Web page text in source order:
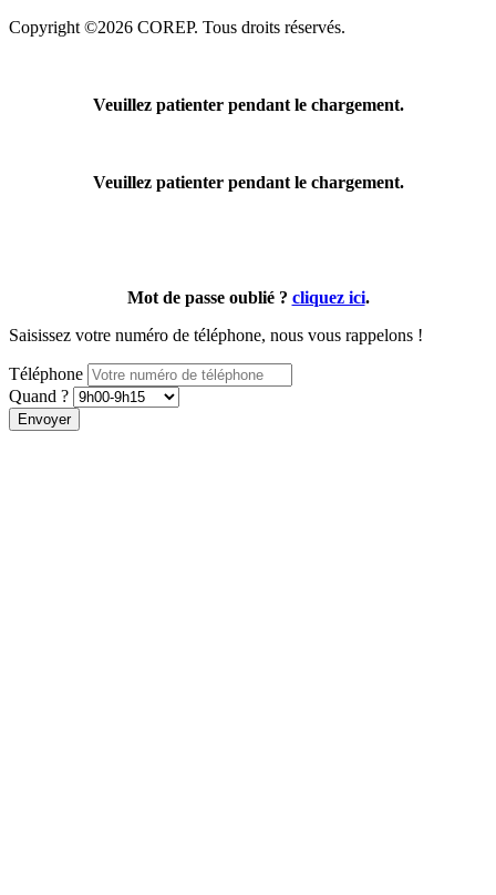
Copyright ©2026 COREP. Tous droits réservés.
Veuillez patienter pendant le chargement.
Veuillez patienter pendant le chargement.
Mot de passe oublié ? cliquez ici.
Saisissez votre numéro de téléphone, nous vous rappelons !
Téléphone
Quand ?
Envoyer